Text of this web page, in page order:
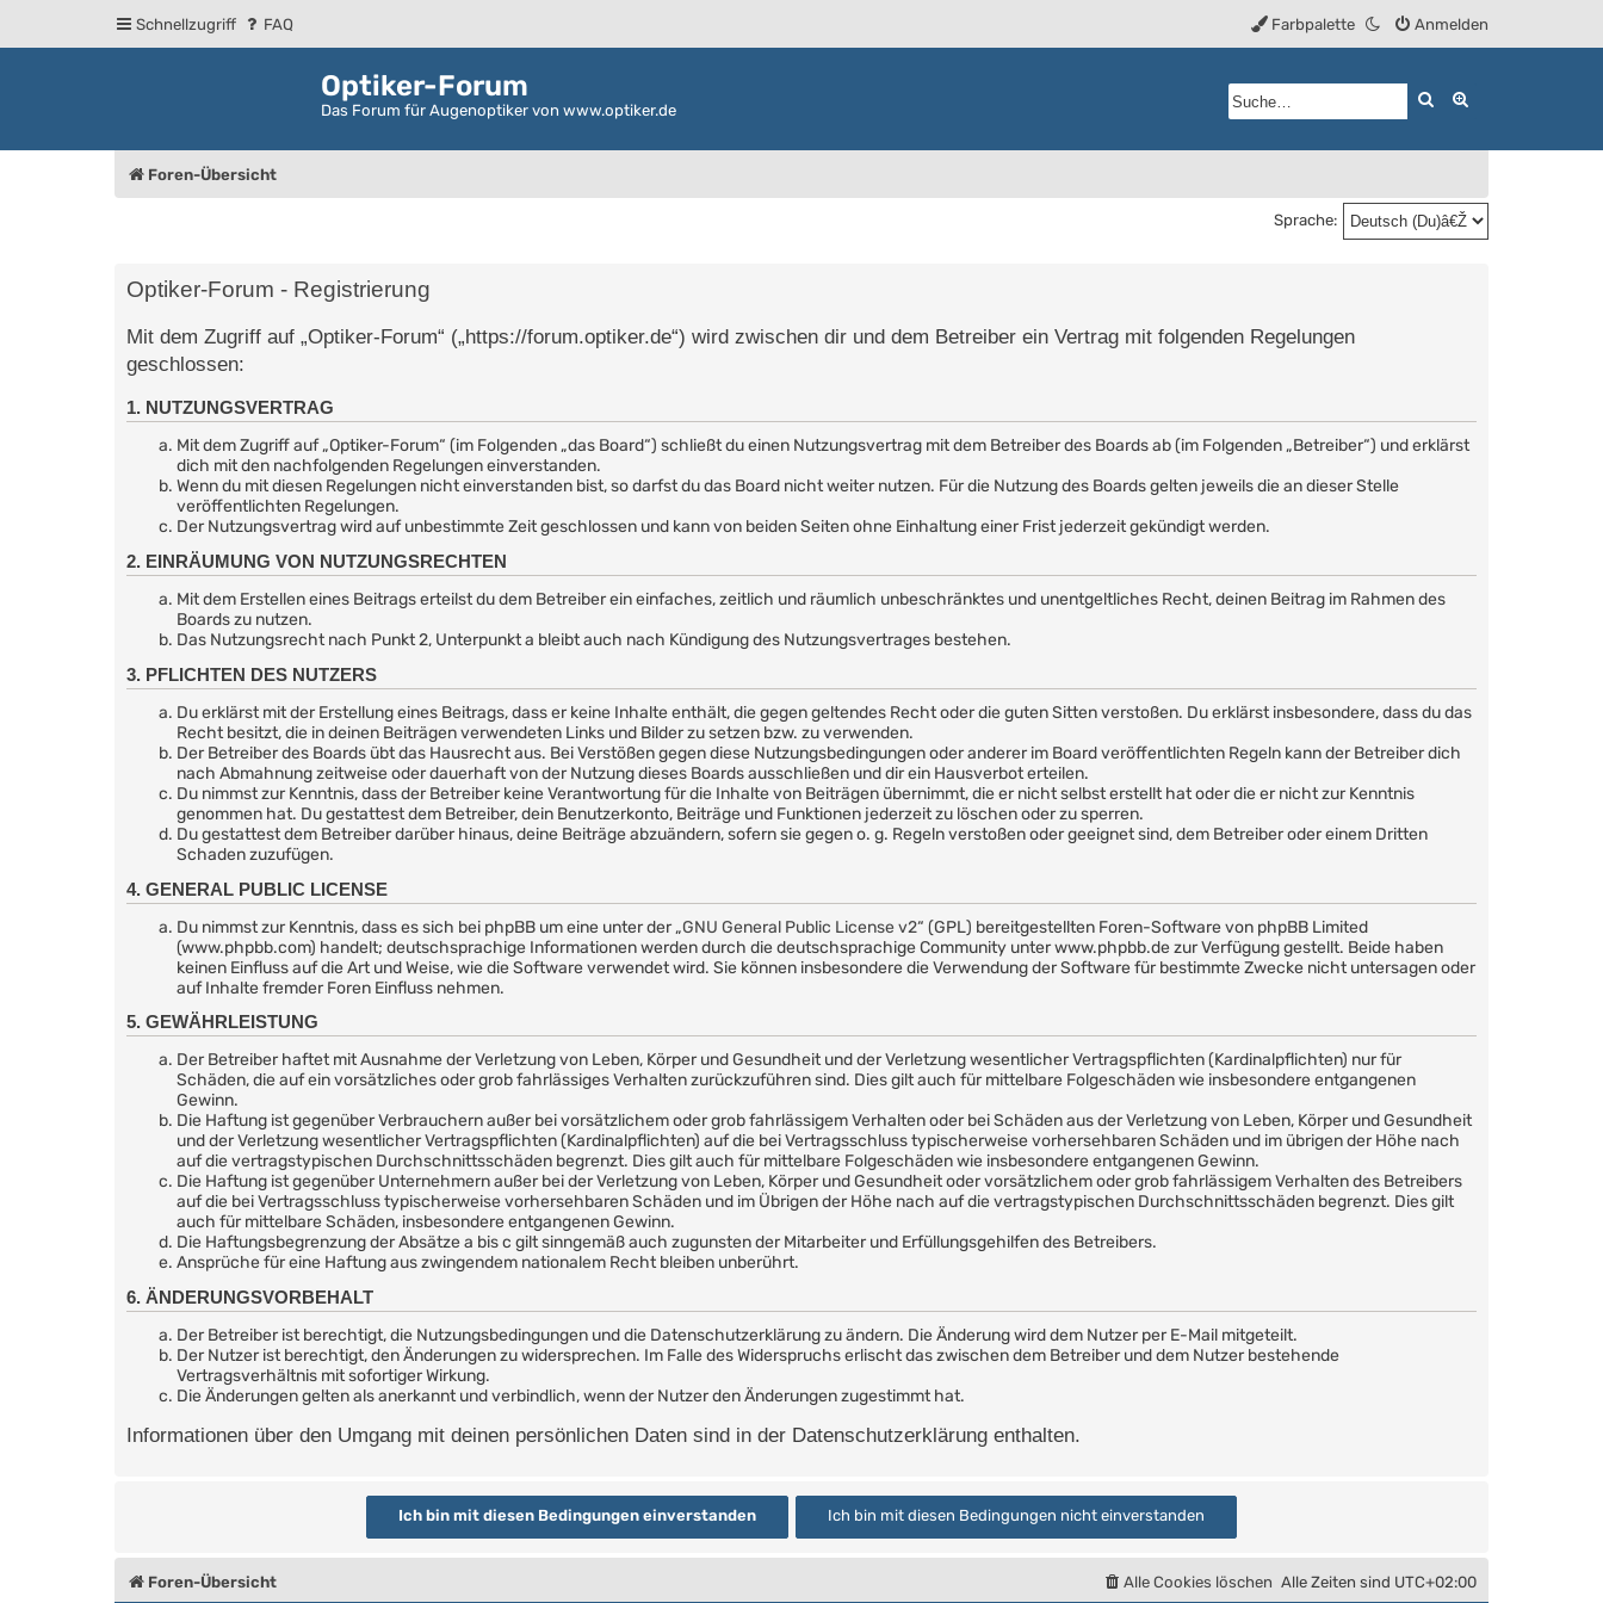
Schnellzugriff FAQ Anmelden
Farbpalette
Optiker-Forum
Das Forum für Augenoptiker von www.optiker.de
Suche
Foren-Übersicht
Sprache:
Optiker-Forum - Registrierung
Mit dem Zugriff auf „Optiker-Forum“ („https://forum.optiker.de“) wird zwischen dir und dem Betreiber ein Vertrag mit folgenden Regelungen
geschlossen:
1. NUTZUNGSVERTRAG
Mit dem Zugriff auf „Optiker-Forum“ (im Folgenden „das Board“) schließt du einen Nutzungsvertrag mit dem Betreiber des Boards ab (im Folgenden „Betreiber“) und erklärst
dich mit den nachfolgenden Regelungen einverstanden.
Wenn du mit diesen Regelungen nicht einverstanden bist, so darfst du das Board nicht weiter nutzen. Für die Nutzung des Boards gelten jeweils die an dieser Stelle
veröffentlichten Regelungen.
Der Nutzungsvertrag wird auf unbestimmte Zeit geschlossen und kann von beiden Seiten ohne Einhaltung einer Frist jederzeit gekündigt werden.
2. EINRÄUMUNG VON NUTZUNGSRECHTEN
Mit dem Erstellen eines Beitrags erteilst du dem Betreiber ein einfaches, zeitlich und räumlich unbeschränktes und unentgeltliches Recht, deinen Beitrag im Rahmen des
Boards zu nutzen.
Das Nutzungsrecht nach Punkt 2, Unterpunkt a bleibt auch nach Kündigung des Nutzungsvertrages bestehen.
3. PFLICHTEN DES NUTZERS
Du erklärst mit der Erstellung eines Beitrags, dass er keine Inhalte enthält, die gegen geltendes Recht oder die guten Sitten verstoßen. Du erklärst insbesondere, dass du das
Recht besitzt, die in deinen Beiträgen verwendeten Links und Bilder zu setzen bzw. zu verwenden.
Der Betreiber des Boards übt das Hausrecht aus. Bei Verstößen gegen diese Nutzungsbedingungen oder anderer im Board veröffentlichten Regeln kann der Betreiber dich
nach Abmahnung zeitweise oder dauerhaft von der Nutzung dieses Boards ausschließen und dir ein Hausverbot erteilen.
Du nimmst zur Kenntnis, dass der Betreiber keine Verantwortung für die Inhalte von Beiträgen übernimmt, die er nicht selbst erstellt hat oder die er nicht zur Kenntnis
genommen hat. Du gestattest dem Betreiber, dein Benutzerkonto, Beiträge und Funktionen jederzeit zu löschen oder zu sperren.
Du gestattest dem Betreiber darüber hinaus, deine Beiträge abzuändern, sofern sie gegen o. g. Regeln verstoßen oder geeignet sind, dem Betreiber oder einem Dritten
Schaden zuzufügen.
4. GENERAL PUBLIC LICENSE
Du nimmst zur Kenntnis, dass es sich bei phpBB um eine unter der „GNU General Public License v2“ (GPL) bereitgestellten Foren-Software von phpBB Limited
(www.phpbb.com) handelt; deutschsprachige Informationen werden durch die deutschsprachige Community unter www.phpbb.de zur Verfügung gestellt. Beide haben
keinen Einfluss auf die Art und Weise, wie die Software verwendet wird. Sie können insbesondere die Verwendung der Software für bestimmte Zwecke nicht untersagen oder
auf Inhalte fremder Foren Einfluss nehmen.
5. GEWÄHRLEISTUNG
Der Betreiber haftet mit Ausnahme der Verletzung von Leben, Körper und Gesundheit und der Verletzung wesentlicher Vertragspflichten (Kardinalpflichten) nur für
Schäden, die auf ein vorsätzliches oder grob fahrlässiges Verhalten zurückzuführen sind. Dies gilt auch für mittelbare Folgeschäden wie insbesondere entgangenen
Gewinn.
Die Haftung ist gegenüber Verbrauchern außer bei vorsätzlichem oder grob fahrlässigem Verhalten oder bei Schäden aus der Verletzung von Leben, Körper und Gesundheit
und der Verletzung wesentlicher Vertragspflichten (Kardinalpflichten) auf die bei Vertragsschluss typischerweise vorhersehbaren Schäden und im übrigen der Höhe nach
auf die vertragstypischen Durchschnittsschäden begrenzt. Dies gilt auch für mittelbare Folgeschäden wie insbesondere entgangenen Gewinn.
Die Haftung ist gegenüber Unternehmern außer bei der Verletzung von Leben, Körper und Gesundheit oder vorsätzlichem oder grob fahrlässigem Verhalten des Betreibers
auf die bei Vertragsschluss typischerweise vorhersehbaren Schäden und im Übrigen der Höhe nach auf die vertragstypischen Durchschnittsschäden begrenzt. Dies gilt
auch für mittelbare Schäden, insbesondere entgangenen Gewinn.
Die Haftungsbegrenzung der Absätze a bis c gilt sinngemäß auch zugunsten der Mitarbeiter und Erfüllungsgehilfen des Betreibers.
Ansprüche für eine Haftung aus zwingendem nationalem Recht bleiben unberührt.
6. ÄNDERUNGSVORBEHALT
Der Betreiber ist berechtigt, die Nutzungsbedingungen und die Datenschutzerklärung zu ändern. Die Änderung wird dem Nutzer per E-Mail mitgeteilt.
Der Nutzer ist berechtigt, den Änderungen zu widersprechen. Im Falle des Widerspruchs erlischt das zwischen dem Betreiber und dem Nutzer bestehende
Vertragsverhältnis mit sofortiger Wirkung.
Die Änderungen gelten als anerkannt und verbindlich, wenn der Nutzer den Änderungen zugestimmt hat.
Informationen über den Umgang mit deinen persönlichen Daten sind in der Datenschutzerklärung enthalten.
Foren-Übersicht Alle Zeiten sind UTC+02:00
Alle Cookies löschen